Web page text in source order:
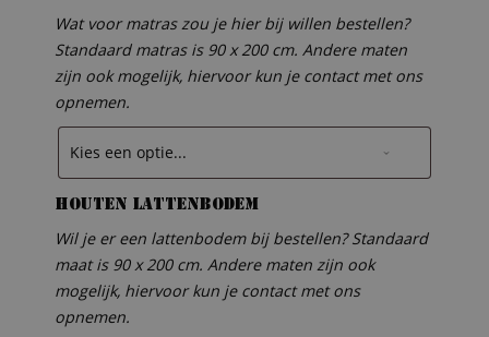
Wat voor matras zou je hier bij willen bestellen?
Standaard matras is 90 x 200 cm. Andere maten
zijn ook mogelijk, hiervoor kun je contact met ons
opnemen.
Houten lattenbodem
Wil je er een lattenbodem bij bestellen? Standaard
maat is 90 x 200 cm. Andere maten zijn ook
mogelijk, hiervoor kun je contact met ons
opnemen.